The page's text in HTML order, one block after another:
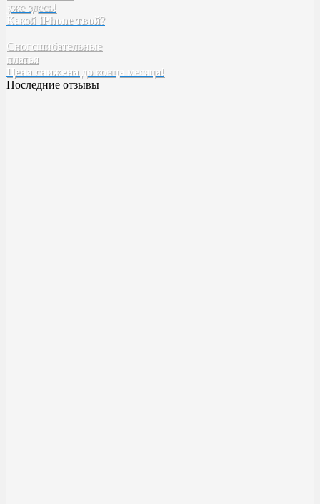
SELECTIVE
Karseell
EPICA
уже здесь!
Какой iPhone твой?
Сногсшибательные
платья
Цена снижена до конца месяца!
Последние отзывы